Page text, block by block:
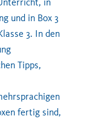
und in Box 3
3. In den
Tipps,
fertig sind,